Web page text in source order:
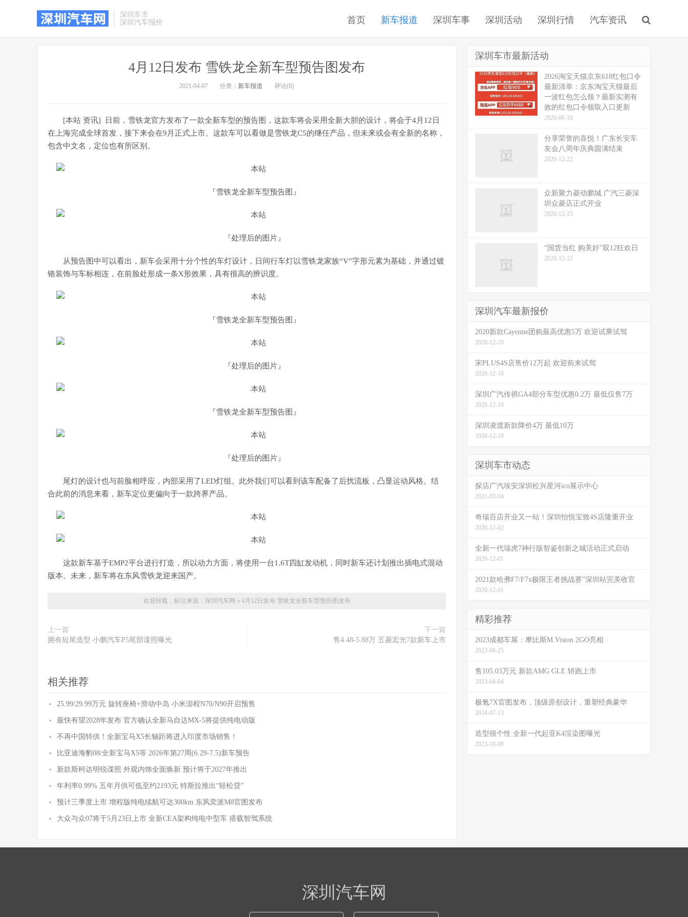
深圳车市
深圳汽车报价
首页 新车报道 深圳车事 深圳活动 深圳行情 汽车资讯
4月12日发布 雪铁龙全新车型预告图发布
2021-04-07 分类： 新车报道 评论(0)
[本站 资讯] 日前，雪铁龙官方发布了一款全新车型的预告图，这款车将会采用全新大胆的设计，将会于4月12日
在上海完成全球首发，接下来会在9月正式上市。这款车可以看做是雪铁龙C5的继任产品，但未来或会有全新的名称，
包含中文名，定位也有所区别。
『雪铁龙全新车型预告图』
『处理后的图片』
从预告图中可以看出，新车会采用十分个性的车灯设计，日间行车灯以雪铁龙家族“V”字形元素为基础，并通过镀
铬装饰与车标相连，在前脸处形成一条X形效果，具有很高的辨识度。
『雪铁龙全新车型预告图』
『处理后的图片』
『雪铁龙全新车型预告图』
『处理后的图片』
尾灯的设计也与前脸相呼应，内部采用了LED灯组。此外我们可以看到该车配备了后扰流板，凸显运动风格。结
合此前的消息来看，新车定位更偏向于一款跨界产品。
这款新车基于EMP2平台进行打造，所以动力方面，将使用一台1.6T四缸发动机，同时新车还计划推出插电式混动
版本。未来，新车将在东风雪铁龙迎来国产。
欢迎转载，标注来源： 深圳汽车网 » 4月12日发布 雪铁龙全新车型预告图发布
上一篇
拥有短尾造型 小鹏汽车P5尾部谍照曝光
下一篇
售4.48-5.88万 五菱宏光7款新车上市
相关推荐
25.99/29.99万元 旋转座椅+滑动中岛 小米澎程N70/N90开启预售
最快有望2028年发布 官方确认全新马自达MX-5将提供纯电动版
不再中国特供！全新宝马X5长轴距将进入印度市场销售！
比亚迪海豹08/全新宝马X5等 2026年第27周(6.29-7.5)新车预告
新款斯柯达明锐谍照 外观内饰全面焕新 预计将于2027年推出
年利率0.99% 五年月供可低至约2193元 特斯拉推出“轻松贷”
预计三季度上市 增程版纯电续航可达300km 东风奕派M8官图发布
大众与众07将于5月23日上市 全新CEA架构纯电中型车 搭载智驾系统
深圳车市最新活动
2026淘宝天猫京东618红包口令
最新清单：京东淘宝天猫最后
一波红包怎么领？最新实测有
效的红包口令领取入口更新
2026-06-10
分享荣誉的喜悦！广东长安车
友会八周年庆典圆满结束
2020-12-22
众新聚力菱动鹏城 广汽三菱深
圳众菱店正式开业
2020-12-15
“国货当红 购美好”双12狂欢日
2020-12-15
深圳汽车最新报价
2020新款Cayenne团购最高优惠5万 欢迎试乘试驾
2020-12-10
宋PLUS4S店售价12万起 欢迎前来试驾
2020-12-10
深圳广汽传祺GA4部分车型优惠0.2万 最低仅售7万
2020-12-10
深圳凌渡新款降价4万 最低10万
2020-12-10
深圳车市动态
探店广汽埃安深圳松兴星河ico展示中心
2021-03-04
奇瑞百店开业又一站！深圳怡悦宝致4S店隆重开业
2020-12-02
全新一代瑞虎7神行版智鉴创新之城活动正式启动
2020-12-01
2021款哈弗F7/F7x极限王者挑战赛”深圳站完美收官
2020-12-01
精彩推荐
2023成都车展：摩比斯M.Vision 2GO亮相
2023-08-25
售105.03万元 新款AMG GLE 轿跑上市
2023-04-04
极氪7X官图发布，顶级原创设计，重塑经典豪华
2024-07-13
造型很个性 全新一代起亚K4渲染图曝光
2023-10-08
深圳汽车网